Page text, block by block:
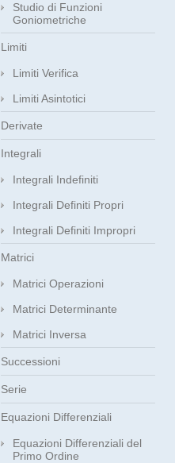
Studio di Funzioni
Goniometriche
Limiti
Limiti Verifica
Limiti Asintotici
Derivate
Integrali
Integrali Indefiniti
Integrali Definiti Propri
Integrali Definiti Impropri
Matrici
Matrici Operazioni
Matrici Determinante
Matrici Inversa
Successioni
Serie
Equazioni Differenziali
Equazioni Differenziali del
Primo Ordine